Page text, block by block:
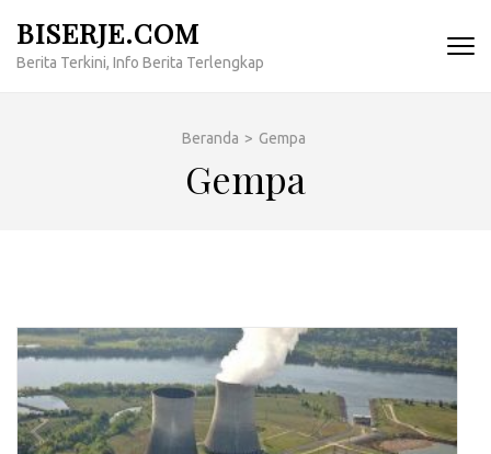
konten
BISERJE.COM
Berita Terkini, Info Berita Terlengkap
Beranda > Gempa
Gempa